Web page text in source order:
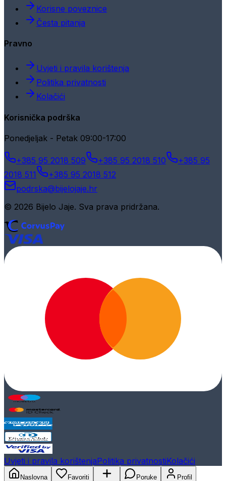
Korisne poveznice
Česta pitanja
Pravno
Uvjeti i pravila korištenja
Politika privatnosti
Kolačići
Korisnička podrška
Ponedjeljak - Petak 09:00-17:00
+385 95 2018 509 +385 95 2018 510
+385 95
2018 511
+385 95 2018 512
podrska@bijelojaje.hr
© 2026 Bijelo Jaje. Sva prava pridržana.
Uvjeti i pravila korištenjaPolitika privatnostiKolačići
Naslovna Favoriti Poruke Profil